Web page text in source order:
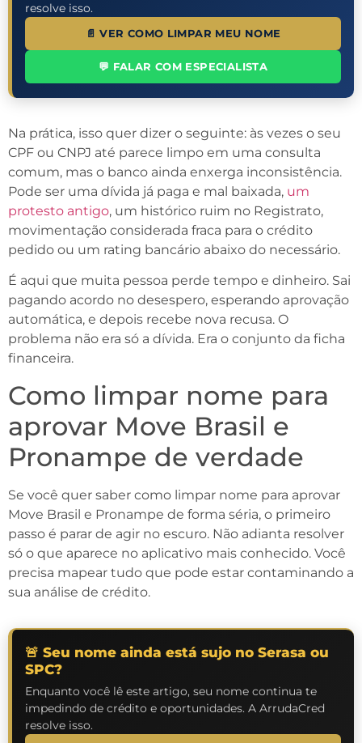
resolve isso.
📄 VER COMO LIMPAR MEU NOME
💬 FALAR COM ESPECIALISTA
Na prática, isso quer dizer o seguinte: às vezes o seu
CPF ou CNPJ até parece limpo em uma consulta
comum, mas o banco ainda enxerga inconsistência.
Pode ser uma dívida já paga e mal baixada, um
protesto antigo, um histórico ruim no Registrato,
movimentação considerada fraca para o crédito
pedido ou um rating bancário abaixo do necessário.
É aqui que muita pessoa perde tempo e dinheiro. Sai
pagando acordo no desespero, esperando aprovação
automática, e depois recebe nova recusa. O
problema não era só a dívida. Era o conjunto da ficha
financeira.
Como limpar nome para
aprovar Move Brasil e
Pronampe de verdade
Se você quer saber como limpar nome para aprovar
Move Brasil e Pronampe de forma séria, o primeiro
passo é parar de agir no escuro. Não adianta resolver
só o que aparece no aplicativo mais conhecido. Você
precisa mapear tudo que pode estar contaminando a
sua análise de crédito.
🚨 Seu nome ainda está sujo no Serasa ou
SPC?
Enquanto você lê este artigo, seu nome continua te
impedindo de crédito e oportunidades. A ArrudaCred
resolve isso.